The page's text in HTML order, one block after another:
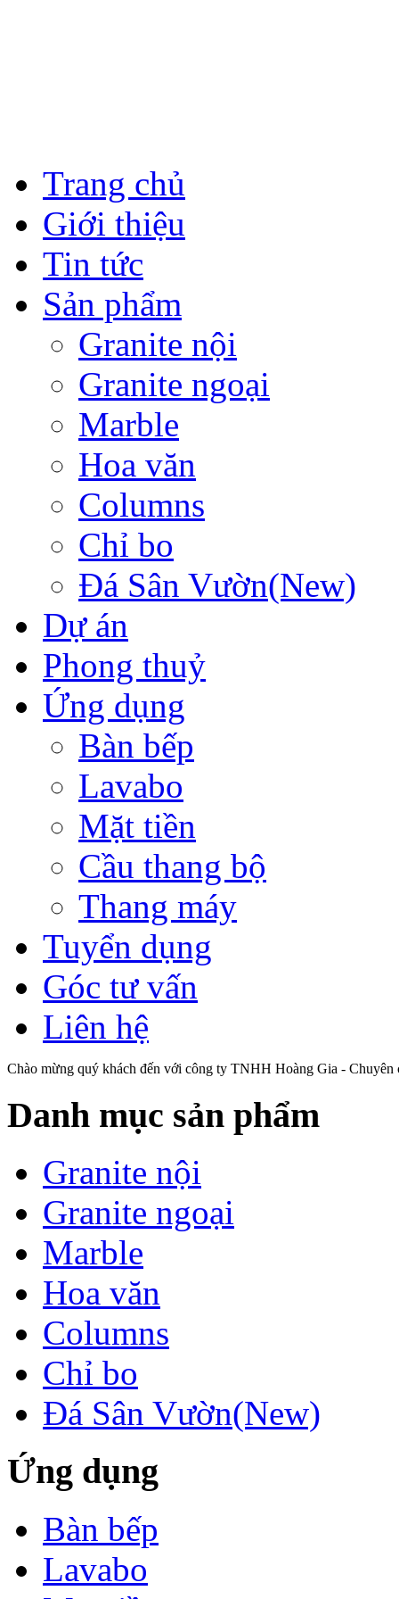
Trang chủ
Giới thiệu
Tin tức
Sản phẩm
Granite nội
Granite ngoại
Marble
Hoa văn
Columns
Chỉ bo
Đá Sân Vườn(New)
Dự án
Phong thuỷ
Ứng dụng
Bàn bếp
Lavabo
Mặt tiền
Cầu thang bộ
Thang máy
Tuyển dụng
Góc tư vấn
Liên hệ
Chào mừng quý khách đến với công ty TNHH Hoàng Gia -
Danh mục sản phẩm
Granite nội
Granite ngoại
Marble
Hoa văn
Columns
Chỉ bo
Đá Sân Vườn(New)
Ứng dụng
Bàn bếp
Lavabo